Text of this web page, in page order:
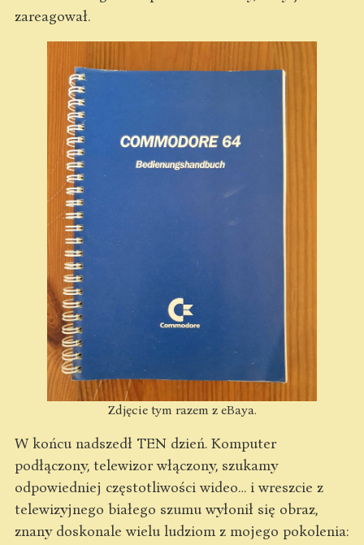
zareagował.
Zdjęcie tym razem z eBaya.
W końcu nadszedł TEN dzień. Komputer
podłączony, telewizor włączony, szukamy
odpowiedniej częstotliwości wideo… i wreszcie z
telewizyjnego białego szumu wyłonił się obraz,
znany doskonale wielu ludziom z mojego pokolenia: